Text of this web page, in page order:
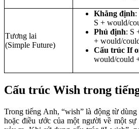
Tương lai
(Simple Future)
Khẳng định:
S + would/
Phủ định: S
+ would/
Cấu trúc If
would/could
Cấu trúc Wish trong
Trong tiếng Anh, “wish” là động từ
hoặc điều ước của một người về một